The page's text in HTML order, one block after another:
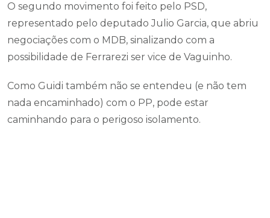
O segundo movimento foi feito pelo PSD,
representado pelo deputado Julio Garcia, que abriu
negociações com o MDB, sinalizando com a
possibilidade de Ferrarezi ser vice de Vaguinho.
Como Guidi também não se entendeu (e não tem
nada encaminhado) com o PP, pode estar
caminhando para o perigoso isolamento.